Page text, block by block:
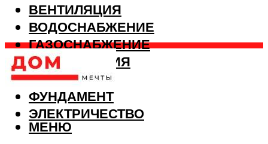
ВЕНТИЛЯЦИЯ
ВОДОСНАБЖЕНИЕ
ГАЗОСНАБЖЕНИЕ
КАНАЛИЗАЦИЯ
ОТОПЛЕНИЕ
ФУНДАМЕНТ
ЭЛЕКТРИЧЕСТВО
МЕНЮ